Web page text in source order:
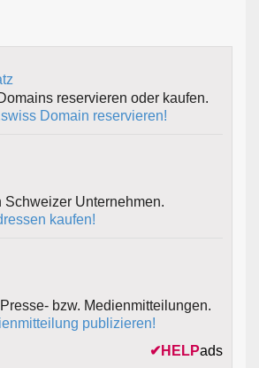
reservieren oder kaufen.
Domain reservieren!
Schweizer Unternehmen.
kaufen!
bzw. Medienmitteilungen.
publizieren!
✔ HELPads